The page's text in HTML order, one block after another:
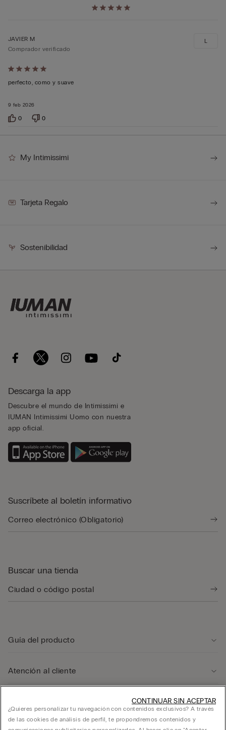
Calificación
de
sobre
5
9 feb 2026
JAVIER M
Comprador verificado
perfecto, como y suave
L
0 0
My Intimissimi
Tarjeta Regalo
Sostenibilidad
Descarga la app
Descubre el mundo de Intimissimi e
IUMAN Intimissimi Uomo con nuestra
app oficial.
Suscríbete al boletín informativo
Buscar una tienda
Guía del producto
Atención al cliente
¿Quieres personalizar tu navegación con contenidos exclusivos? A través
de las cookies de análisis de perfil, te propondremos contenidos y
CONTINUAR SIN ACEPTAR